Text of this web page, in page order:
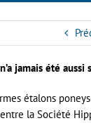
jamais été aussi
étalons
la Société